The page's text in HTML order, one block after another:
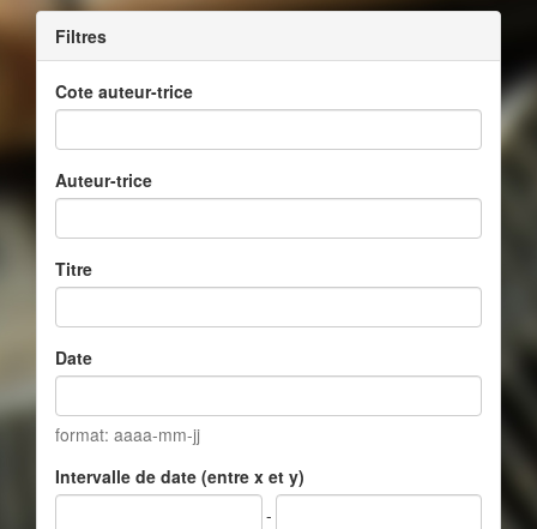
Filtres
Cote auteur-trice
Auteur-trice
Titre
Date
format: aaaa-mm-jj
Intervalle de date (entre x et y)
-